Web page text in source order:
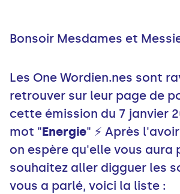
Bonsoir Mesdames et
Les One Wordien.nes sont
retrouver sur leur page de
cette émission du 7 janvier
mot "Energie" ⚡️ Après
on espère qu'elle vous aura
souhaitez aller digguer les
vous a parlé, voici la liste :